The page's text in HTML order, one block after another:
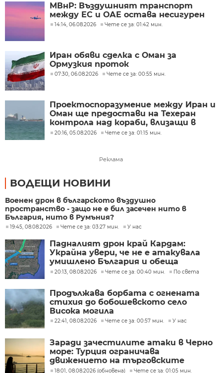
МВнР: Въздушният транспорт
между ЕС и ОАЕ остава несигурен
14:14, 06.08.2026 Чете се за: 01:42 мин.
Иран обяви сделка с Оман за
Ормузкия проток
07:30, 06.08.2026 Чете се за: 00:55 мин.
Проектоспоразумение между Иран и
Оман ще предостави на Техеран
контрола над кораби, влизащи в
Персийския залив?
20:16, 05.08.2026 Чете се за: 01:15 мин.
Реклама
ВОДЕЩИ НОВИНИ
Военен дрон в българското въздушно
пространство - защо не е бил засечен нито в
България, нито в Румъния?
19:45, 08.08.2026 Чете се за: 03:27 мин. У нас
Падналият дрон край Кардам:
Украйна увери, че не е атакувала
умишлено България и обеща
разследване
20:13, 08.08.2026 Чете се за: 00:40 мин. По света
Продължава борбата с огнената
стихия до бобошевското село
Висока могила
22:41, 08.08.2026 Чете се за: 00:57 мин. У нас
Заради зачестилите атаки в Черно
море: Турция ограничава
движението на търговските
кораби
18:01, 08.08.2026 (обновена)
Чете се за: 01:05 мин.